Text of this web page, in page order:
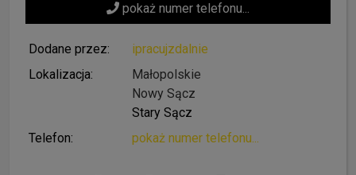
pokaż numer telefonu...
Dodane przez:
ipracujzdalnie
Lokalizacja:
Małopolskie
Nowy Sącz
Stary Sącz
Telefon:
pokaż numer telefonu...